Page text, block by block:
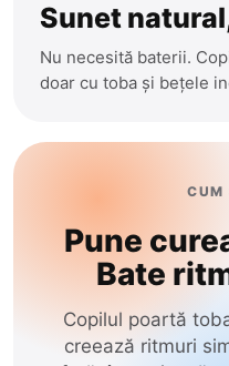
Sunet
Nu necesită baterii.
doar cu toba și bețele
CUM
Pune
Bate
Copilul poartă
creează ritmuri
Vulcanesti